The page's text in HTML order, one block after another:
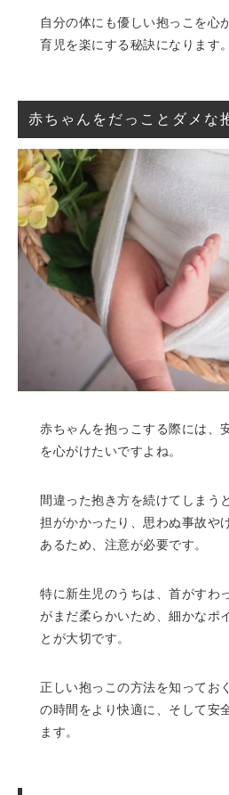
自分の体にも優しい抱っこを心
育児を楽にする秘訣になります。
赤ちゃんをだっことダメな
赤ちゃんを抱っこする際には、
を心がけたいですよね。
間違った抱き方を続けてしまう
担がかかったり、思わぬ事故や
あるため、注意が必要です。
特に新生児のうちは、首がすわ
がまだ柔らかいため、細かなポ
とが大切です。
正しい抱っこの方法を知ってお
の時間をより快適に、そして安
ます。